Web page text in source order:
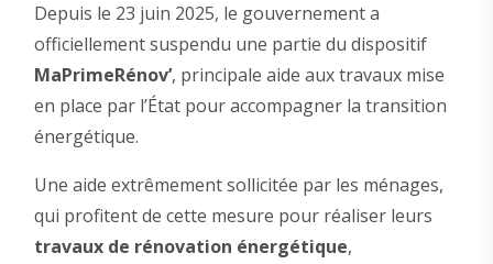
Depuis le 23 juin 2025, le gouvernement a
officiellement suspendu une partie du dispositif
MaPrimeRénov’, principale aide aux travaux mise
en place par l’État pour accompagner la transition
énergétique.
Une aide extrêmement sollicitée par les ménages,
qui profitent de cette mesure pour réaliser leurs
travaux de rénovation énergétique,